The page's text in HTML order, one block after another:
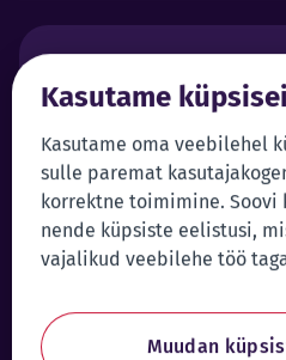
Kasutame
Kasutame oma veebilehel
sulle paremat
korrektne toimimine. Soovi
nende küpsiste eelistusi,
vajalikud veebilehe töö
Muudan
Forus juhtimiskeskus 24/7
Klienditeenindus:
+372 619 1999
klienditeenindus@forus.ee
Üldkontakt:
forus@forus.ee
Vihjeliin: